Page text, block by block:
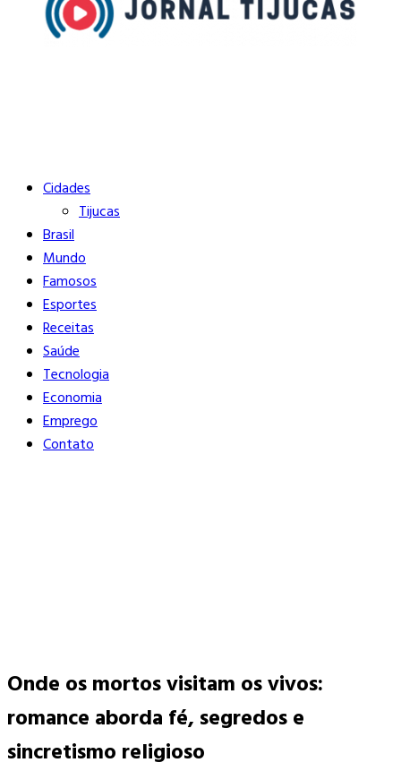
Buscar
Cidades
Tijucas
Brasil
Mundo
Famosos
Esportes
Receitas
Saúde
Tecnologia
Economia
Emprego
Contato
Onde os mortos visitam os vivos:
romance aborda fé, segredos e
sincretismo religioso